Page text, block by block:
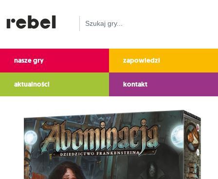
nasze gry zapowiedzi
aktualności kontakt